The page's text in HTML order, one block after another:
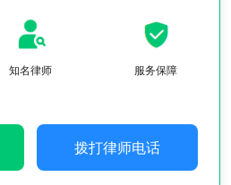
知名律师 服务保障
拨打律师电话